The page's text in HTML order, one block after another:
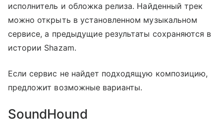
исполнитель и обложка релиза. Найденный трек
можно открыть в установленном музыкальном
сервисе, а предыдущие результаты сохраняются в
истории Shazam.
Если сервис не найдет подходящую композицию,
предложит возможные варианты.
SoundHound